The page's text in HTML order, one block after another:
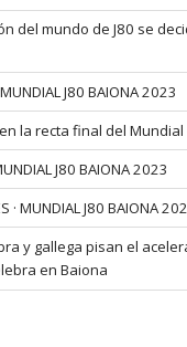
del mundo de J80 se
MUNDIAL J80 BAIONA 2023
la recta final del Mundial
J80 BAIONA 2023
· MUNDIAL J80 BAIONA
y gallega pisan el
en Baiona